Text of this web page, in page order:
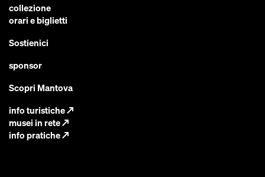
collezione
orari e biglietti
Sostienici
sponsor
Scopri Mantova
info turistiche↗
musei in rete↗
info pratiche↗